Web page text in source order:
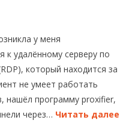
у меня
к удалённому серверу по
который находится за
не умеет работать
нашёл программу proxifier,
через… Читать далее